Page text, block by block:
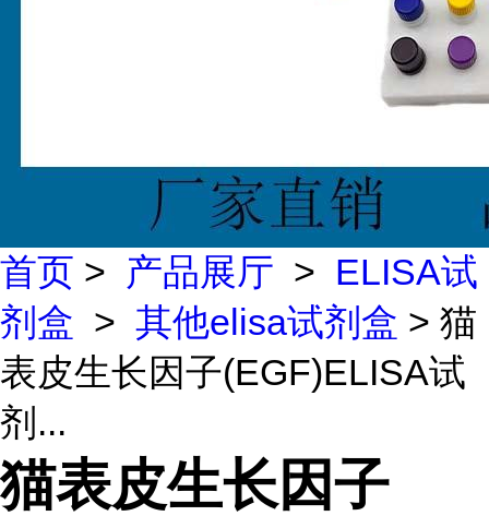
首页 > 产品展厅 > ELISA试
剂盒 > 其他elisa试剂盒 > 猫
表皮生长因子(EGF)ELISA试
剂...
猫表皮生长因子